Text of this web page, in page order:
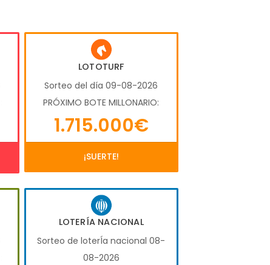
LOTOTURF
Sorteo del día 09-08-2026
PRÓXIMO BOTE MILLONARIO:
1.715.000€
¡SUERTE!
LOTERÍA NACIONAL
Sorteo de loterÍa nacional 08-
08-2026